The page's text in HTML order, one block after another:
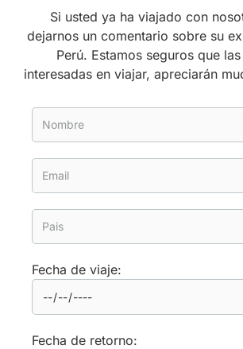
Si usted ya ha viajado con
dejarnos un comentario sobre su
Perú. Estamos seguros que
interesadas en viajar, apreciarán
Fecha de viaje:
Fecha de retorno: